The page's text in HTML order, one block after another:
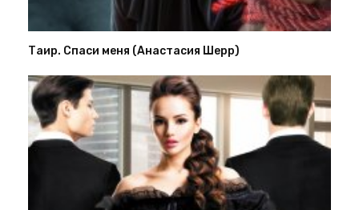
Таир. Спаси меня (Анастасия Шерр)